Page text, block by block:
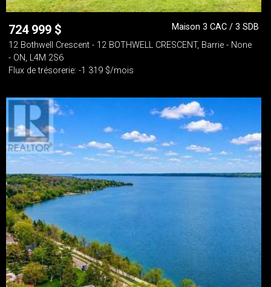
724 999 $
Maison 3 CAC / 3 SDB
12 Bothwell Crescent - 12 BOTHWELL CRESCENT, Barrie - None
- ON, L4M 2S6
Flux de trésorerie: -1 319 $/mois